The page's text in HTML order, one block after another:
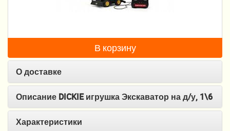
Качели, шезлонги
Манежи
Ходунки и прыгунки
В корзину
О доставке
Описание DICKIE игрушка Экскаватор на д/у, 1\6
Характеристики